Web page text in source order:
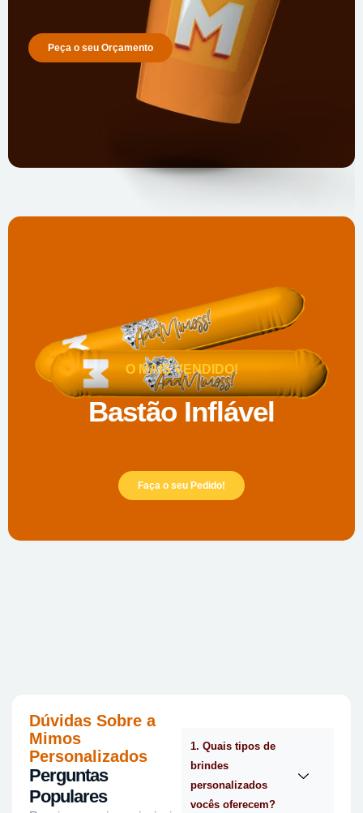
Peça o seu Orçamento
O MAIS VENDIDO!
Bastão Inflável
Faça o seu Pedido!
Dúvidas Sobre a
Mimos
Personalizados
Perguntas
Populares
1. Quais tipos de
brindes
personalizados
vocês oferecem?